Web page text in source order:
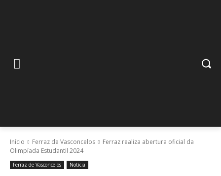
Início Ferraz de Vasconcelos
Ferraz realiza abertura oficial da
Olimpíada Estudantil 2024
Ferraz de Vasconcelos Notícia